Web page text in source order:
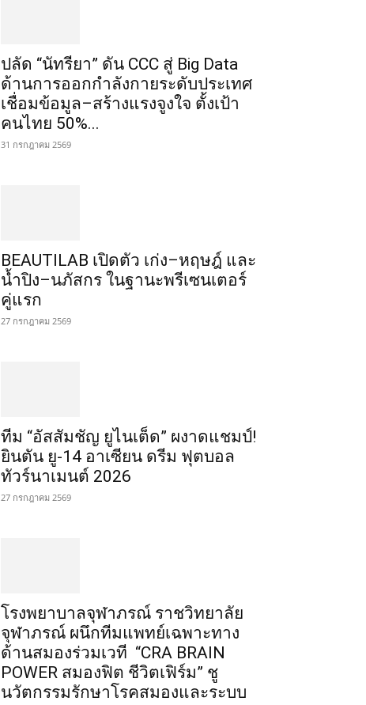
ปลัด “นัทรียา” ดัน CCC สู่ Big Data
ด้านการออกกำลังกายระดับประเทศ
เชื่อมข้อมูล–สร้างแรงจูงใจ ตั้งเป้า
คนไทย 50%...
31 กรกฎาคม 2569
BEAUTILAB เปิดตัว เก่ง–หฤษฎ์ และ
น้ำปิง–นภัสกร ในฐานะพรีเซนเตอร์
คู่แรก
27 กรกฎาคม 2569
ทีม “อัสสัมชัญ ยูไนเต็ด” ผงาดแชมป์!
ยินตัน ยู-14 อาเซียน ดรีม ฟุตบอล
ทัวร์นาเมนต์ 2026
27 กรกฎาคม 2569
โรงพยาบาลจุฬาภรณ์ ราชวิทยาลัย
จุฬาภรณ์ ผนึกทีมแพทย์เฉพาะทาง
ด้านสมองร่วมเวที “CRA BRAIN
POWER สมองฟิต ชีวิตเฟิร์ม” ชู
นวัตกรรมรักษาโรคสมองและระบบ